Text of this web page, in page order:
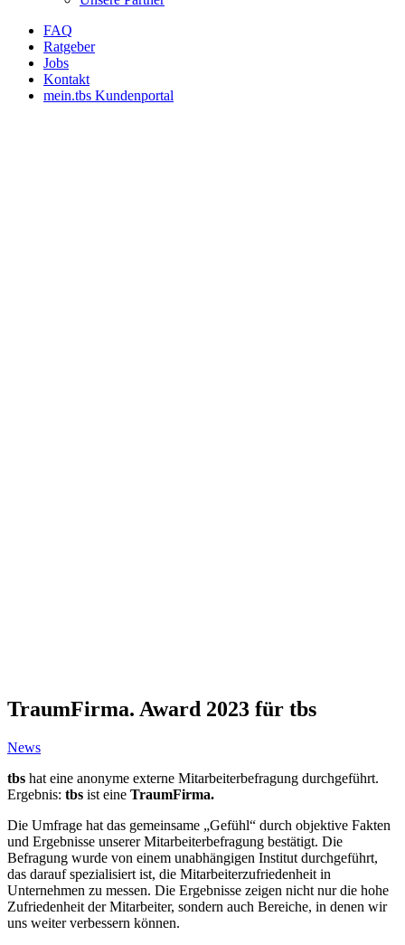
FAQ
Ratgeber
Jobs
Kontakt
mein.tbs Kundenportal
TraumFirma. Award 2023 für tbs
News
tbs hat eine anonyme externe Mitarbeiterbefragung durchgeführt.
Ergebnis: tbs ist eine TraumFirma.
Die Umfrage hat das gemeinsame „Gefühl“ durch objektive Fakten
und Ergebnisse unserer Mitarbeiterbefragung bestätigt. Die
Befragung wurde von einem unabhängigen Institut durchgeführt,
das darauf spezialisiert ist, die Mitarbeiterzufriedenheit in
Unternehmen zu messen. Die Ergebnisse zeigen nicht nur die hohe
Zufriedenheit der Mitarbeiter, sondern auch Bereiche, in denen wir
uns weiter verbessern können.